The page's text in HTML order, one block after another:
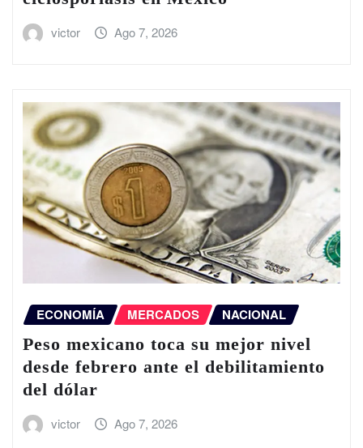
victor Ago 7, 2026
ECONOMÍA MERCADOS NACIONAL
Peso mexicano toca su mejor nivel
desde febrero ante el debilitamiento
del dólar
victor Ago 7, 2026